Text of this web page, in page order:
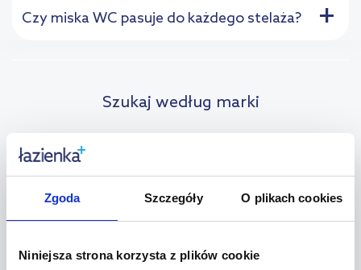
Zgoda Szczegóły O plikach cookies
Niniejsza strona korzysta z plików cookie
Czy miska WC pasuje do każdego stelaża? +
Szukaj według marki
Miski WC Actima
Miski WC Aqualine
Miski WC Aquavea
Miski WC Balneo
Miski WC Invena
Miski WC Isvea
Miski WC Kludi